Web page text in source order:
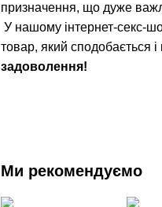
призначення, що дуже
У нашому інтернет-секс-
товар, який сподобається
задоволення!
Ми рекомендуємо